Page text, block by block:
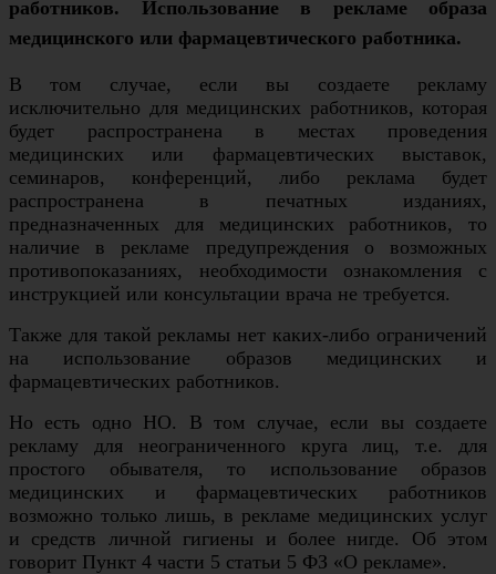
работников. Использование в рекламе образа
медицинского или фармацевтического работника.
В том случае, если вы создаете рекламу
исключительно для медицинских работников, которая
будет распространена в местах проведения
медицинских или фармацевтических выставок,
семинаров, конференций, либо реклама будет
распространена в печатных изданиях,
предназначенных для медицинских работников, то
наличие в рекламе предупреждения о возможных
противопоказаниях, необходимости ознакомления с
инструкцией или консультации врача не требуется.
Также для такой рекламы нет каких-либо ограничений
на использование образов медицинских и
фармацевтических работников.
Но есть одно НО. В том случае, если вы создаете
рекламу для неограниченного круга лиц, т.е. для
простого обывателя, то использование образов
медицинских и фармацевтических работников
возможно только лишь, в рекламе медицинских услуг
и средств личной гигиены и более нигде. Об этом
говорит Пункт 4 части 5 статьи 5 ФЗ «О рекламе».